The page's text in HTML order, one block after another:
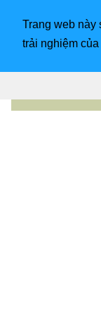
Trang web này
trải nghiệm của